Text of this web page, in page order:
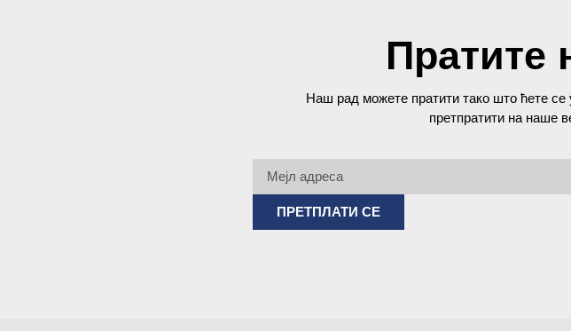
Пратите
Наш рад можете пратити тако што ћете
претпратити на наше
ПРЕТПЛАТИ СЕ